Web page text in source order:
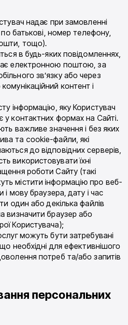
надає при замовленні
по батькові, номер телефону,
тощо).
в будь-яких повідомленнях,
електронною поштою, за
зв’язку або через
контент і
інформацію, яку Користувач
у контактних формах на Сайті.
важливе значення і без яких
та cookie-файли, які
до відповідних серверів,
використовувати їхні
роботи Сайту (такі
містити інформацію про веб-
мову браузера, дату і час
один або декілька файлів
визначити браузер або
Користувача);
можуть бути затребувані
необхідні для ефективнішого
потреб та/або запитів
персональних